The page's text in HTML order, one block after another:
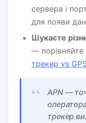
сервера і
для появи
Шукаєте
— порівняйте
трекер vs
“
APN —
трекер